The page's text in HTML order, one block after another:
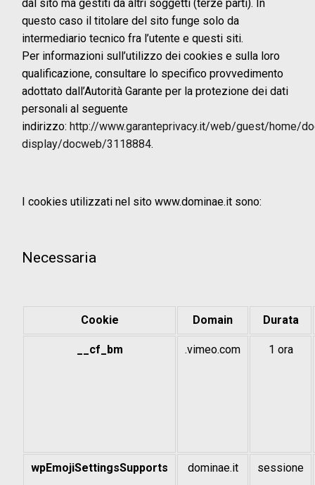
dal sito ma gestiti da altri soggetti (terze parti). In
questo caso il titolare del sito funge solo da
intermediario tecnico fra l’utente e questi siti.
Per informazioni sull’utilizzo dei cookies e sulla loro
qualificazione, consultare lo specifico provvedimento
adottato dall’Autorità Garante per la protezione dei dati
personali al seguente
indirizzo: http://www.garanteprivacy.it/web/guest/home/
display/docweb/3118884.
I cookies utilizzati nel sito www.dominae.it sono:
Necessaria
Cookie Domain Durata
__cf_bm .vimeo.com 1 ora
wpEmojiSettingsSupports dominae.it sessione